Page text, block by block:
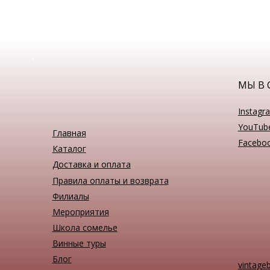
Главная
Каталог
Доставка и оплата
Правила оплаты и возврата
Филиалы
Мероприятия
Школа сомелье
Винные туры
Блог
МЫ В